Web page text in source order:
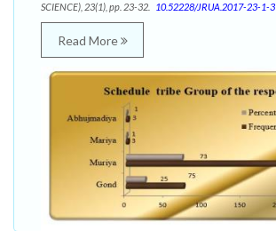
SCIENCE), 23(1), pp. 23-32. 10.52228/JRUA.2017-23-1-3
Read More